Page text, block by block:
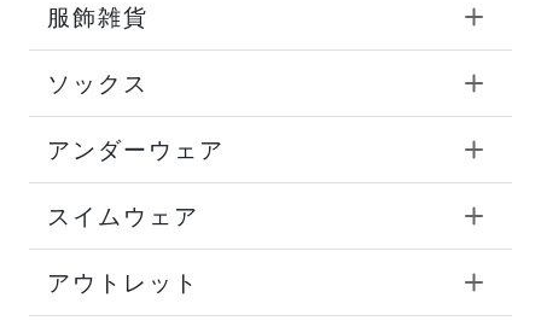
服飾雑貨
ソックス
アンダーウェア
スイムウェア
アウトレット